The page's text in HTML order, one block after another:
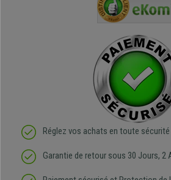
Réglez vos achats en toute sécurité
Garantie de retour sous 30 Jours, 2